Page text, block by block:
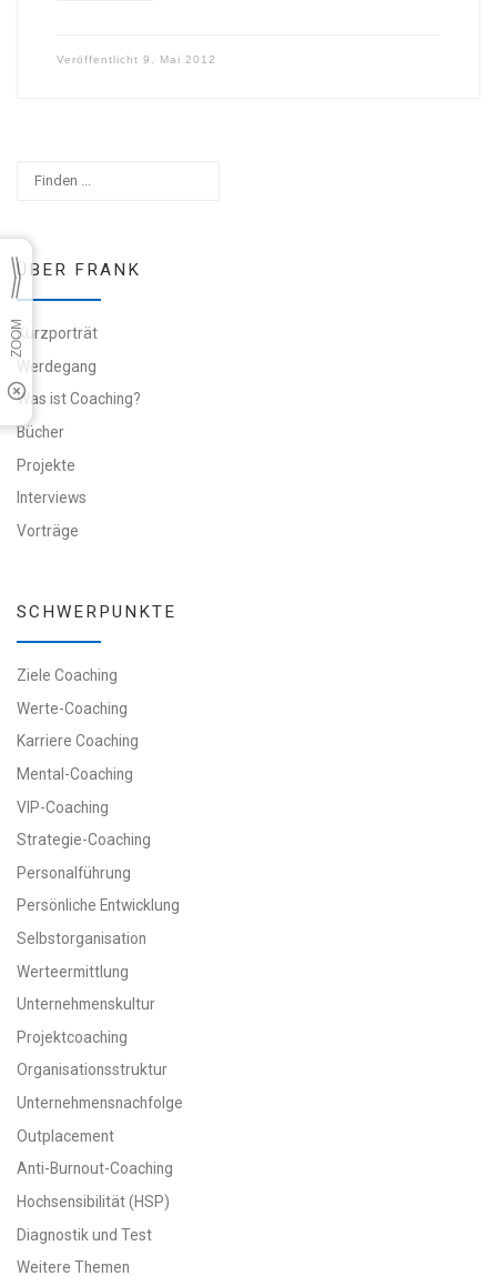
Veröffentlicht 9. Mai 2012
ÜBER FRANK
Kurzporträt
Werdegang
Was ist Coaching?
Bücher
Projekte
Interviews
Vorträge
SCHWERPUNKTE
Ziele Coaching
Werte-Coaching
Karriere Coaching
Mental-Coaching
VIP-Coaching
Strategie-Coaching
Personalführung
Persönliche Entwicklung
Selbstorganisation
Werteermittlung
Unternehmenskultur
Projektcoaching
Organisationsstruktur
Unternehmensnachfolge
Outplacement
Anti-Burnout-Coaching
Hochsensibilität (HSP)
Diagnostik und Test
Weitere Themen